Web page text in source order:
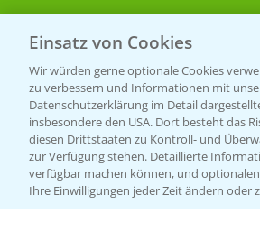
Einsatz von Cookies
Wir würden gerne optionale Cookies
zu verbessern und Informationen mit
Datenschutzerklärung im Detail
insbesondere den USA. Dort besteht das
diesen Drittstaaten zu Kontroll- und
zur Verfügung stehen. Detaillierte
verfügbar machen können, und
Ihre Einwilligungen jeder Zeit ändern oder